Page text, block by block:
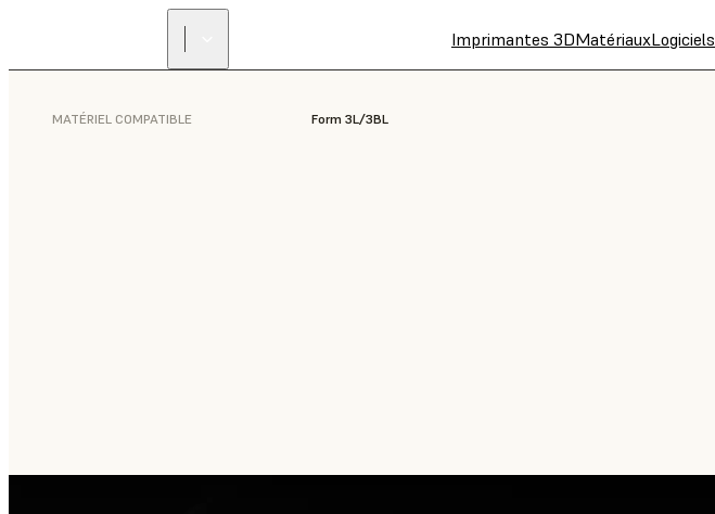
Imprimantes 3DMatériauxLogiciels
MATÉRIEL COMPATIBLE Form 3L/3BL